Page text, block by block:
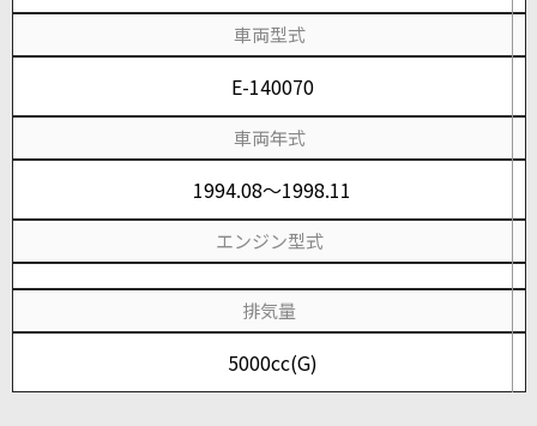
車両型式
E-140070
車両年式
1994.08～1998.11
エンジン型式
排気量
5000cc(G)